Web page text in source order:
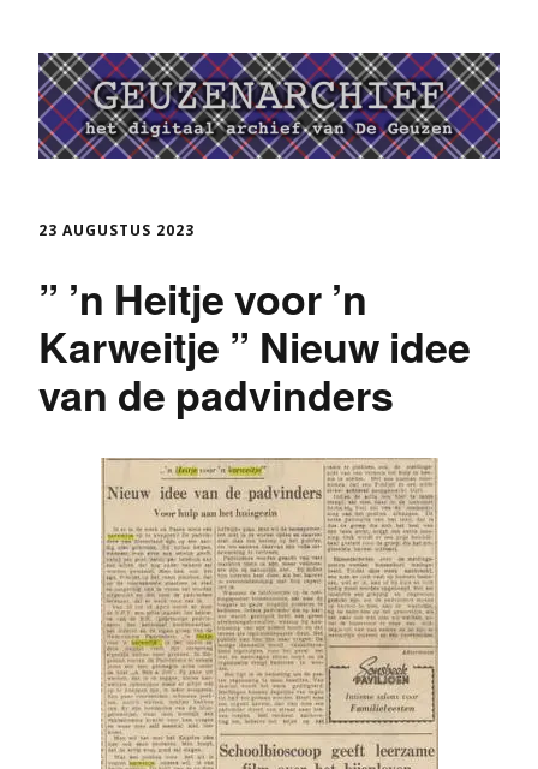
23 AUGUSTUS 2023
” ’n Heitje voor ’n
Karweitje ” Nieuw idee
van de padvinders